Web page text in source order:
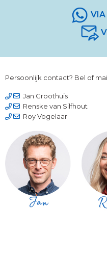
VIA
Persoonlijk contact? Bel of
Jan Groothuis
Renske van Silfhout
Roy Vogelaar